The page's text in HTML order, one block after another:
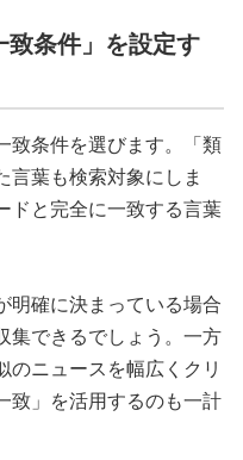
致条件」を設定す
致条件を選びます。「類
言葉も検索対象にしま
ドと完全に一致する言葉
明確に決まっている場合
集できるでしょう。一方
のニュースを幅広くクリ
致」を活用するのも一計